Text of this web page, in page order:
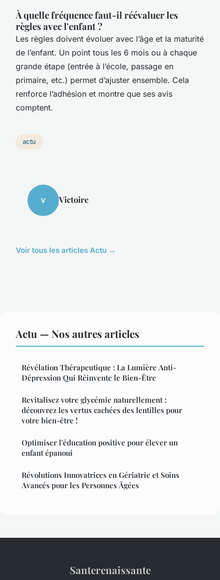
À quelle fréquence faut-il réévaluer les
règles avec l'enfant ?
Les règles doivent évoluer avec l’âge et la maturité
de l’enfant. Un point tous les 6 mois ou à chaque
grande étape (entrée à l’école, passage en
primaire, etc.) permet d’ajuster ensemble. Cela
renforce l’adhésion et montre que ses avis
comptent.
actu
V Victoire
Voir tous les articles Actu →
Actu — Nos autres articles
Révélation Thérapeutique : La Lumière Anti-
Dépression Qui Réinvente le Bien-Être
Revitalisez votre glycémie naturellement :
découvrez les vertus cachées des lentilles pour
votre bien-être !
Optimiser l'éducation positive pour élever un
enfant épanoui
Révolutions Innovatrices en Gériatrie et Soins
Avancés pour les Personnes Âgées
Santerenaissante